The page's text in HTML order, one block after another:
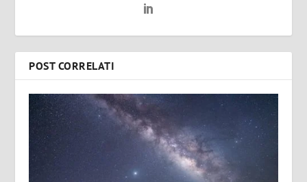
POST CORRELATI